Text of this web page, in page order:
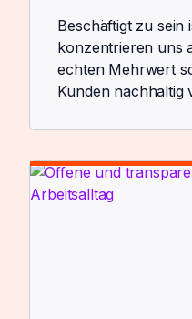
Beschäftigt zu sein
konzentrieren uns
echten Mehrwert
Kunden nachhaltig